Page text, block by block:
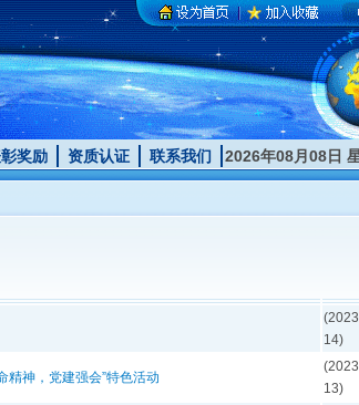
奖励 资质认证 联系我们 2026年08月08日
14)
精神，党建强会”特色活动
13)